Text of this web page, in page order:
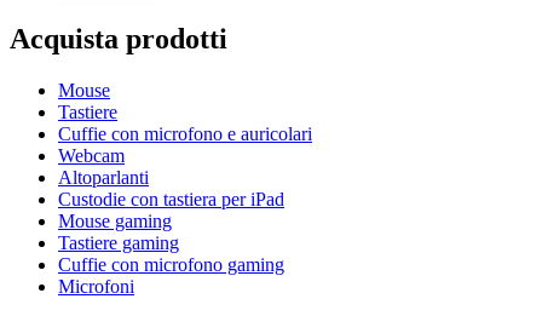
Acquista prodotti
Mouse
Tastiere
Cuffie con microfono e auricolari
Webcam
Altoparlanti
Custodie con tastiera per iPad
Mouse gaming
Tastiere gaming
Cuffie con microfono gaming
Microfoni